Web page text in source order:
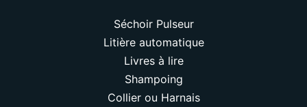
Séchoir Pulseur
Litière automatique
Livres à lire
Shampoing
Collier ou Harnais